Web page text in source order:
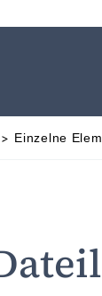
SUCHE
Einzelne